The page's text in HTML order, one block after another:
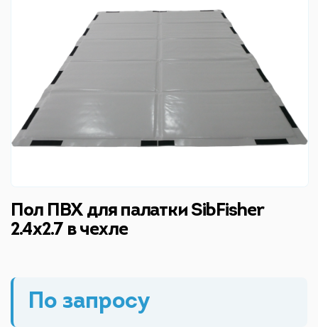
Пол ПВХ для палатки SibFisher
2.4х2.7 в чехле
По запросу